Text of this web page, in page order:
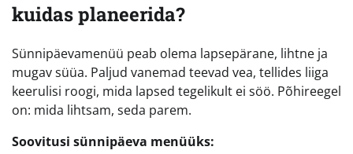
kuidas planeerida?
Sünnipäevamenüü peab olema lapsepärane, lihtne ja
mugav süüa. Paljud vanemad teevad vea, tellides liiga
keerulisi roogi, mida lapsed tegelikult ei söö. Põhireegel
on: mida lihtsam, seda parem.
Soovitusi sünnipäeva menüüks: